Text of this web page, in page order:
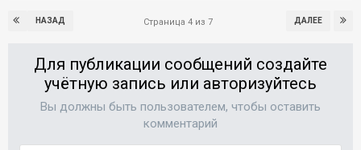
НАЗАД ДАЛЕЕ
Страница 4 из 7
Для публикации сообщений создайте
учётную запись или авторизуйтесь
Вы должны быть пользователем, чтобы оставить
комментарий